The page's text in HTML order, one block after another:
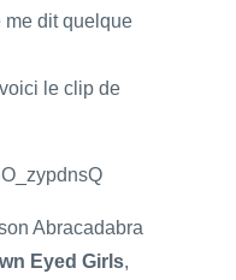
me dit quelque
le clip de
Abracadabra
Eyed Girls,